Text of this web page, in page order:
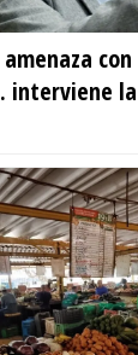
interviene